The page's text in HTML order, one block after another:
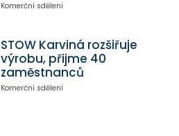
Komerční sdělení
STOW Karviná rozšiřuje
výrobu, přijme 40
zaměstnanců
Komerční sdělení